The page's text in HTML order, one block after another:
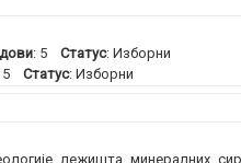
: 5Статус: Изборни
5Статус: Изборни
лежишта минералних